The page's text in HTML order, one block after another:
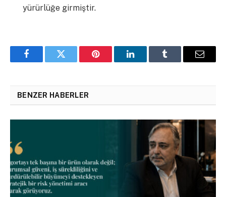
yürürlüğe girmiştir.
FacebookTwitter Pinterest LinkedInTumblr Email
BENZER HABERLER